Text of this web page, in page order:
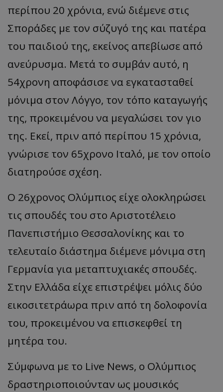
περίπου 20 χρόνια, ενώ διέμενε στις
Σποράδες με τον σύζυγό της και πατέρα
του παιδιού της, εκείνος απεβίωσε από
ανεύρυσμα. Μετά το συμβάν αυτό, η
54χρονη αποφάσισε να εγκατασταθεί
μόνιμα στον Λόγγο, τον τόπο καταγωγής
της, προκειμένου να μεγαλώσει τον γιο
της. Εκεί, πριν από περίπου 15 χρόνια,
γνώρισε τον 65χρονο Ιταλό, με τον οποίο
διατηρούσε σχέση.
Ο 26χρονος Ολύμπιος είχε ολοκληρώσει
τις σπουδές του στο Αριστοτέλειο
Πανεπιστήμιο Θεσσαλονίκης και το
τελευταίο διάστημα διέμενε μόνιμα στη
Γερμανία για μεταπτυχιακές σπουδές.
Στην Ελλάδα είχε επιστρέψει μόλις δύο
εικοσιτετράωρα πριν από τη δολοφονία
του, προκειμένου να επισκεφθεί τη
μητέρα του.
Σύμφωνα με το Live News, ο Ολύμπιος
δραστηριοποιούνταν ως μουσικός